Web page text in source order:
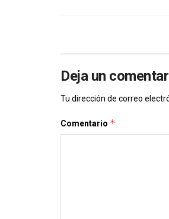
Deja un
Tu dirección de correo
Comentario *